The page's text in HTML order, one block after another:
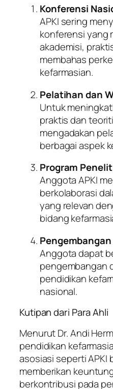
Konferensi
APKI sering
konferensi yang
akademisi,
membahas
kefarmasian.
Pelatihan dan
Untuk
praktis dan
mengadakan
berbagai aspek
Program
Anggota APKI
berkolaborasi
yang relevan
bidang
Anggota dapat
pengembangan
pendidikan
nasional.
Kutipan dari Para Ahli
Menurut Dr. Andi
pendidikan
asosiasi seperti APKI
memberikan
berkontribusi pada